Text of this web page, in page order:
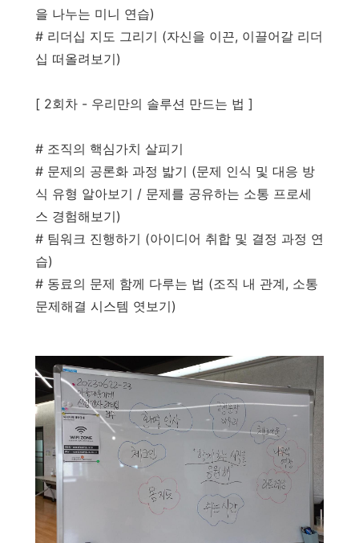
을 나누는 미니 연습)
# 리더십 지도 그리기 (자신을 이끈, 이끌어갈 리더
십 떠올려보기)
[ 2회차 - 우리만의 솔루션 만드는 법 ]
# 조직의 핵심가치 살피기
# 문제의 공론화 과정 밟기 (문제 인식 및 대응 방
식 유형 알아보기 / 문제를 공유하는 소통 프로세
스 경험해보기)
# 팀워크 진행하기 (아이디어 취합 및 결정 과정 연
습)
# 동료의 문제 함께 다루는 법 (조직 내 관계, 소통
문제해결 시스템 엿보기)